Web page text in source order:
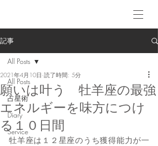
記事
All Posts
占星術
Diary
Service
All Posts
願いは叶う 牡羊座の最強
エネルギーを味方につけ
る１０日間
2021年4月10日 読了時間: 5分
牡羊座は１２星座のうち獲得能力が一